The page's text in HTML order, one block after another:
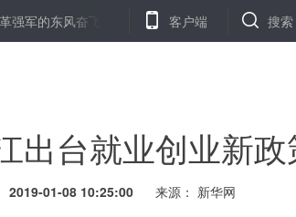
风奋飞 嫦娥四号绕月时间为何比嫦娥三号长
客户端 搜索
出台就业创业新政
2019-01-08 10:25:00 来源： 新华网